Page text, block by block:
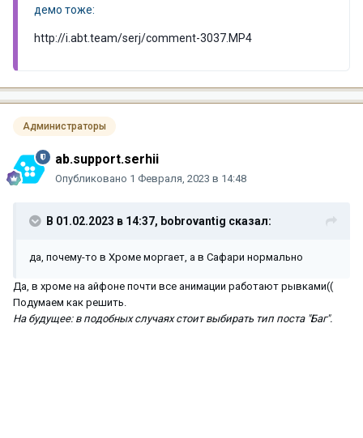
демо тоже:
http://i.abt.team/serj/comment-3037.MP4
Администраторы
ab.support.serhii
Опубликовано 1 Февраля, 2023 в 14:48
В 01.02.2023 в 14:37, bobrovantig сказал:
да, почему-то в Хроме моргает, а в Сафари нормально
Да, в хроме на айфоне почти все анимации работают рывками((
Подумаем как решить.
На будущее: в подобных случаях стоит выбирать тип поста "Баг".